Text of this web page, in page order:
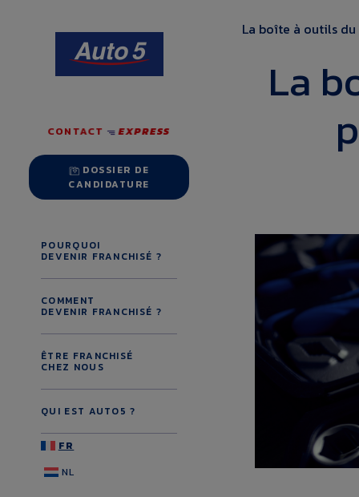
CONTACT EXPRESS
DOSSIER DE
CANDIDATURE
POURQUOI
DEVENIR FRANCHISÉ ?
COMMENT
DEVENIR FRANCHISÉ ?
ÊTRE FRANCHISÉ
CHEZ NOUS
QUI EST AUTO5 ?
FR
NL
La boîte à outils
La